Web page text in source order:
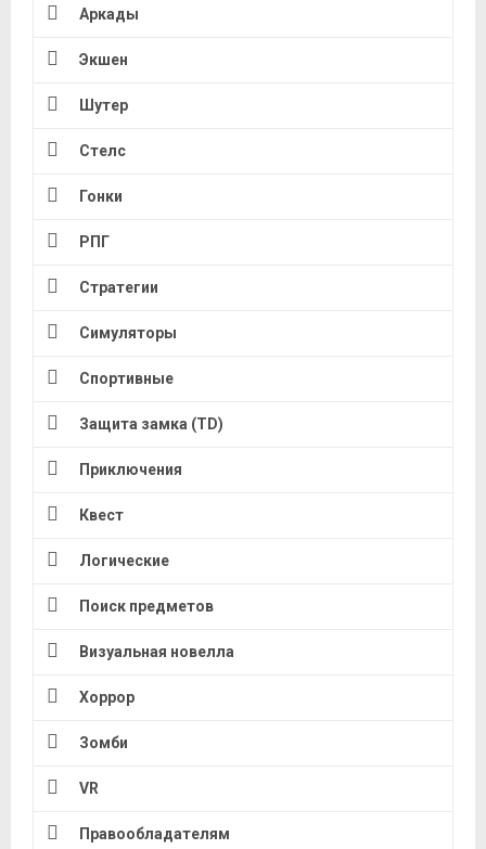
Аркады
Экшен
Шутер
Стелс
Гонки
РПГ
Стратегии
Симуляторы
Спортивные
Защита замка (TD)
Приключения
Квест
Логические
Поиск предметов
Визуальная новелла
Хоррор
Зомби
VR
Правообладателям